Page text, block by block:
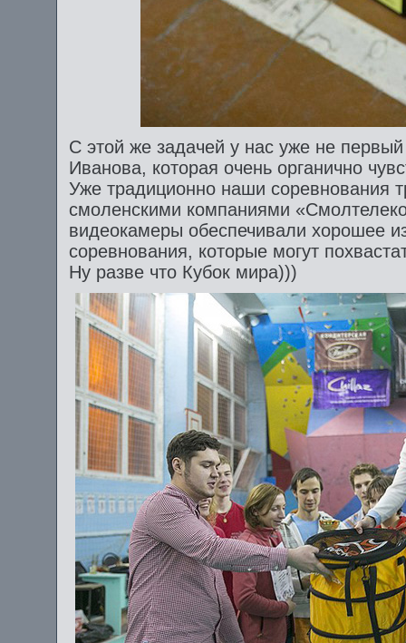
С этой же задачей у нас уже не
Иванова, которая очень органично
Уже традиционно наши соревнования
смоленскими компаниями
видеокамеры обеспечивали хорошее
соревнования, которые могут
Ну разве что Кубок мира)))